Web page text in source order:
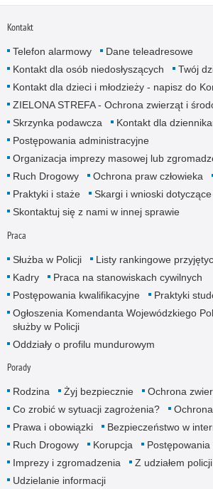
Kontakt
Telefon alarmowy
Dane teleadresowe
Kontakt dla osób niedosłyszących
Twój
Kontakt dla dzieci i młodzieży - napisz do
ZIELONA STREFA - Ochrona zwierząt i
Skrzynka podawcza
Kontakt dla
Postępowania administracyjne
Organizacja imprezy masowej lub
Ruch Drogowy
Ochrona praw człowieka
Praktyki i staże
Skargi i wnioski
Skontaktuj się z nami w innej sprawie
Praca
Służba w Policji
Listy rankingowe
Kadry
Praca na stanowiskach cywilnych
Postępowania kwalifikacyjne
Praktyki
Ogłoszenia Komendanta Wojewódzkiego
służby w Policji
Oddziały o profilu mundurowym
Porady
Rodzina Żyj bezpiecznie
Ochrona
Co zrobić w sytuacji zagrożenia?
Prawa i obowiązki
Bezpieczeństwo w
Ruch Drogowy
Korupcja
Imprezy i zgromadzenia
Z udziałem policji
Udzielanie informacji